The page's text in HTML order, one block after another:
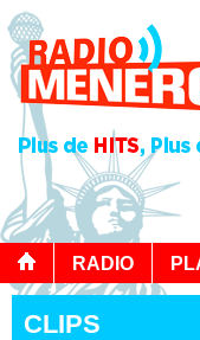
RADIO
CLIPS